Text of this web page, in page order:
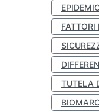
FATTORI
TUTELA